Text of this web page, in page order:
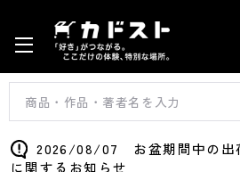
2026/08/07 お盆期間中の出
に関するお知らせ